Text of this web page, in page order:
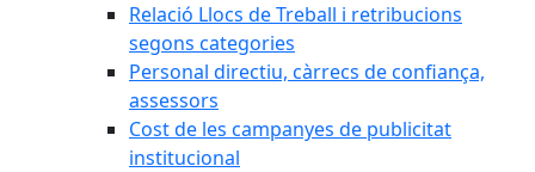
Relació Llocs de Treball i retribucions
segons categories
Personal directiu, càrrecs de confiança,
assessors
Cost de les campanyes de publicitat
institucional